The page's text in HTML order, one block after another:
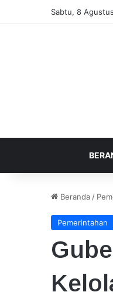
Sabtu, 8
Beranda /
Pemerintahan